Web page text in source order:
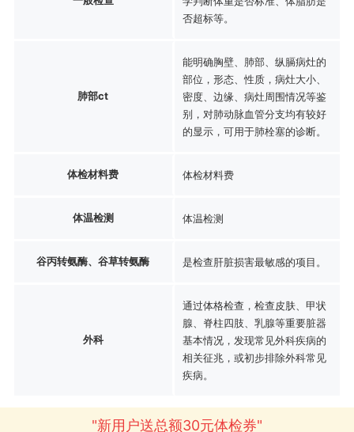
否超标等。
肺部ct
能明确胸壁、肺部、纵膈病灶的
部位，形态、性质，病灶大小、
密度、边缘、病灶周围情况等鉴
别，对肺动脉血管分支均有较好
的显示，可用于肺栓塞的诊断。
体检材料费 体检材料费
体温检测 体温检测
谷丙转氨酶、谷草转氨酶 是检查肝脏损害最敏感的项目。
外科
通过体格检查，检查皮肤、甲状
腺、脊柱四肢、乳腺等重要脏器
基本情况，发现常见外科疾病的
相关征兆，或初步排除外科常见
疾病。
"新用户送总额30元体检券"